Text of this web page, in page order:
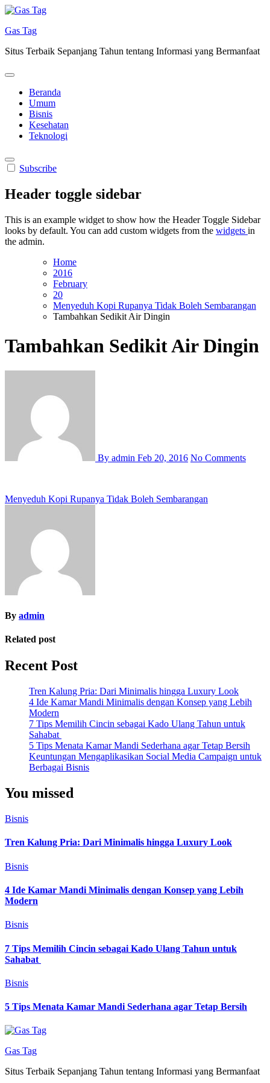
Skip
content
Gas Tag
Situs Terbaik Sepanjang Tahun tentang Informasi yang Bermanfaat
Beranda
Umum
Bisnis
Kesehatan
Teknologi
Subscribe
Header toggle sidebar
This is an example widget to show how the Header Toggle Sidebar
looks by default. You can add custom widgets from the widgets in
the admin.
Home
2016
February
20
Menyeduh Kopi Rupanya Tidak Boleh Sembarangan
Tambahkan Sedikit Air Dingin
Tambahkan Sedikit Air Dingin
By admin Feb 20, 2016 No Comments
Post
Menyeduh Kopi Rupanya Tidak Boleh Sembarangan
By admin
Related post
Recent Post
Tren Kalung Pria: Dari Minimalis hingga Luxury Look
4 Ide Kamar Mandi Minimalis dengan Konsep yang Lebih
Modern
7 Tips Memilih Cincin sebagai Kado Ulang Tahun untuk
Sahabat
5 Tips Menata Kamar Mandi Sederhana agar Tetap Bersih
Keuntungan Mengaplikasikan Social Media Campaign untuk
Berbagai Bisnis
You missed
Bisnis
Tren Kalung Pria: Dari Minimalis hingga Luxury Look
Bisnis
4 Ide Kamar Mandi Minimalis dengan Konsep yang Lebih
Modern
Bisnis
7 Tips Memilih Cincin sebagai Kado Ulang Tahun untuk
Sahabat
Bisnis
5 Tips Menata Kamar Mandi Sederhana agar Tetap Bersih
Gas Tag
Situs Terbaik Sepanjang Tahun tentang Informasi yang Bermanfaat